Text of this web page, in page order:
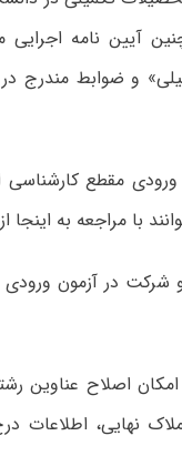
و همچنین آیین نامه
و ضوابط مندرج در
مراجعه به اینجا از
شرکت در آزمون
اصلاح عناوین
نهایی، اطلاعات